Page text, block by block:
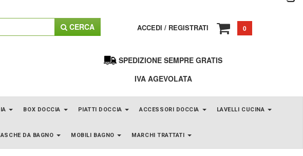
CERCA ACCEDI / REGISTRATI 0
SPEDIZIONE SEMPRE GRATIS
IVA AGEVOLATA
BOX DOCCIA PIATTI DOCCIA ACCESSORI DOCCIA LAVELLI CUCINA
DA BAGNO MOBILI BAGNO MARCHI TRATTATI